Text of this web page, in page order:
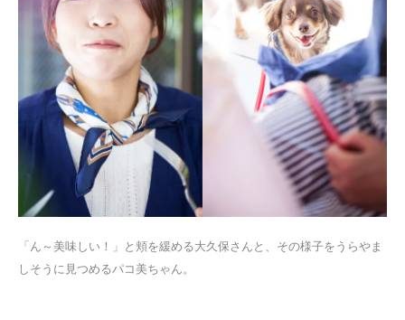
「ん～美味しい！」と頬を緩める大久保さんと、その様子をうらやま
しそうに見つめるパコ美ちゃん。